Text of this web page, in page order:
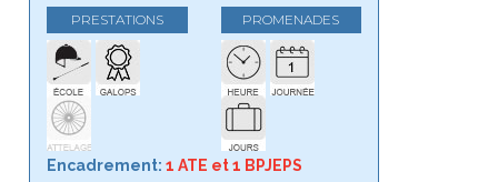
PRESTATIONS PROMENADES
Encadrement:1 ATE et 1 BPJEPS